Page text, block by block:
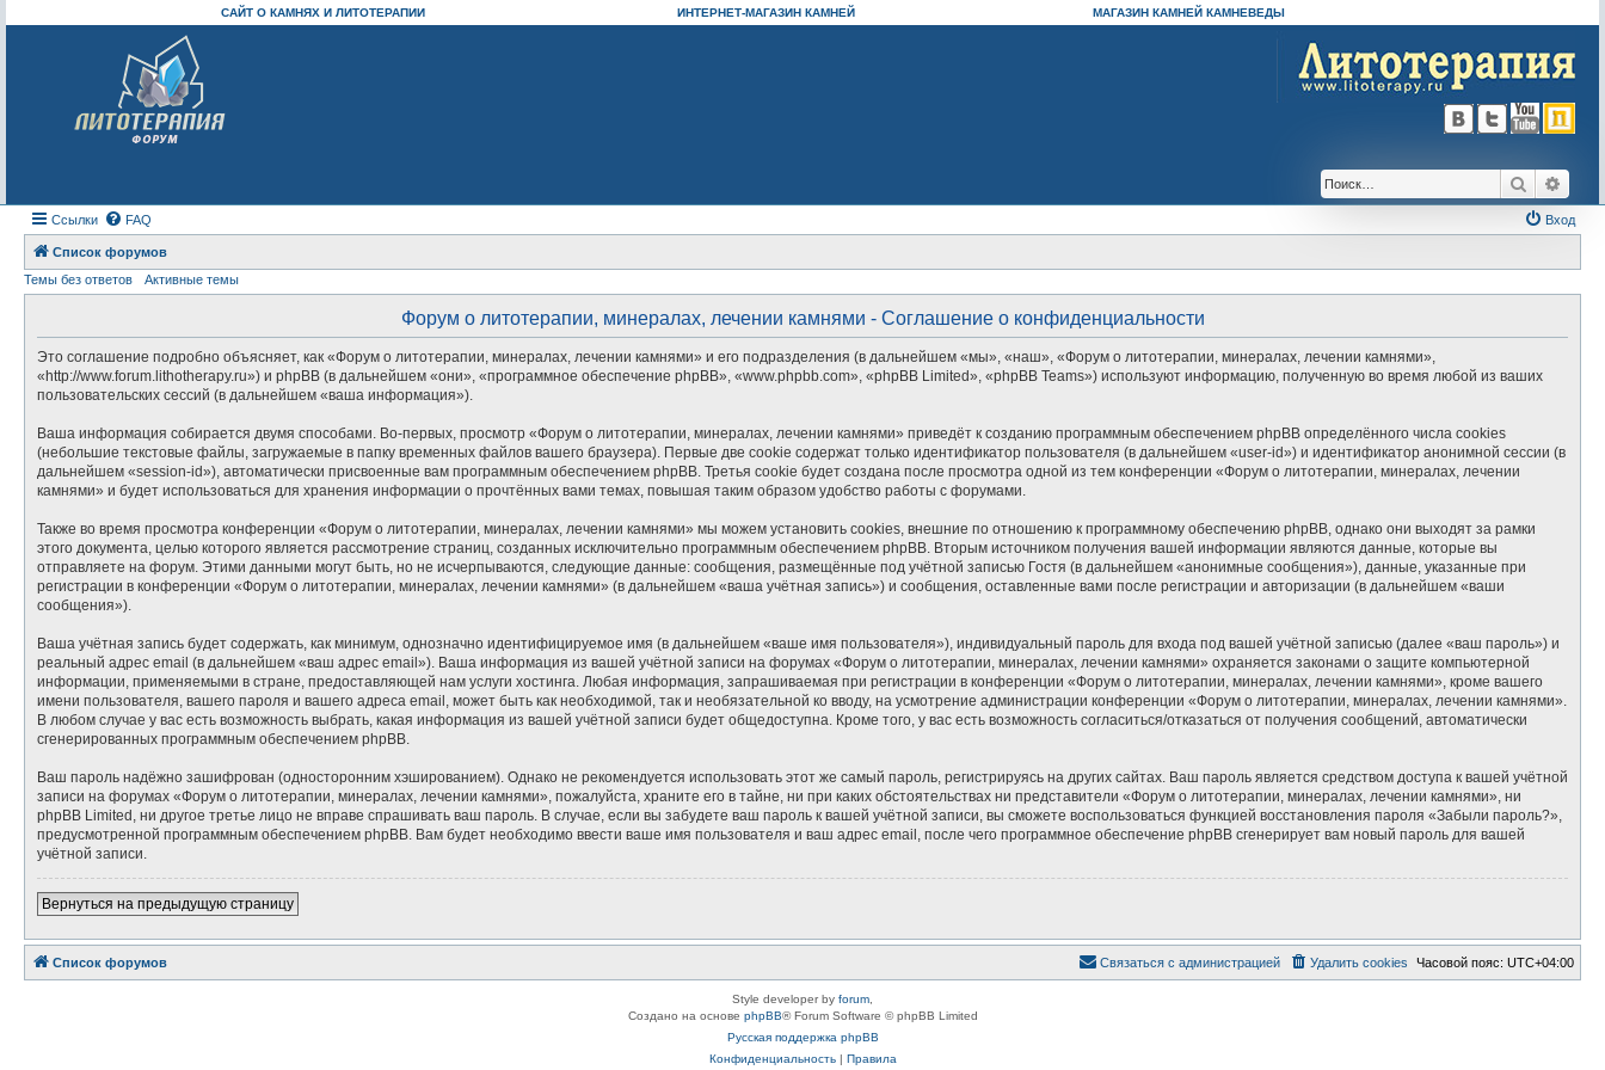
САЙТ О КАМНЯХ И ЛИТОТЕРАПИИ ИНТЕРНЕТ-МАГАЗИН КАМНЕЙ МАГАЗИН КАМНЕЙ КАМНЕВЕДЫ
Поиск
Ссылки FAQ Вход
Список форумов
Темы без ответов
Активные темы
Форум о литотерапии, минералах, лечении камнями - Соглашение о конфиденциальности
Это соглашение подробно объясняет, как «Форум о литотерапии, минералах, лечении камнями» и его подразделения (в дальнейшем «мы», «наш», «Форум о литотерапии, минералах, лечении камнями»,
«http://www.forum.lithotherapy.ru») и phpBB (в дальнейшем «они», «программное обеспечение phpBB», «www.phpbb.com», «phpBB Limited», «phpBB Teams») используют информацию, полученную во время любой из ваших
пользовательских сессий (в дальнейшем «ваша информация»).
Ваша информация собирается двумя способами. Во-первых, просмотр «Форум о литотерапии, минералах, лечении камнями» приведёт к созданию программным обеспечением phpBB определённого числа cookies
(небольшие текстовые файлы, загружаемые в папку временных файлов вашего браузера). Первые две cookie содержат только идентификатор пользователя (в дальнейшем «user-id») и идентификатор анонимной сессии (в
дальнейшем «session-id»), автоматически присвоенные вам программным обеспечением phpBB. Третья cookie будет создана после просмотра одной из тем конференции «Форум о литотерапии, минералах, лечении
камнями» и будет использоваться для хранения информации о прочтённых вами темах, повышая таким образом удобство работы с форумами.
Также во время просмотра конференции «Форум о литотерапии, минералах, лечении камнями» мы можем установить cookies, внешние по отношению к программному обеспечению phpBB, однако они выходят за рамки
этого документа, целью которого является рассмотрение страниц, созданных исключительно программным обеспечением phpBB. Вторым источником получения вашей информации являются данные, которые вы
отправляете на форум. Этими данными могут быть, но не исчерпываются, следующие данные: сообщения, размещённые под учётной записью Гостя (в дальнейшем «анонимные сообщения»), данные, указанные при
регистрации в конференции «Форум о литотерапии, минералах, лечении камнями» (в дальнейшем «ваша учётная запись») и сообщения, оставленные вами после регистрации и авторизации (в дальнейшем «ваши
сообщения»).
Ваша учётная запись будет содержать, как минимум, однозначно идентифицируемое имя (в дальнейшем «ваше имя пользователя»), индивидуальный пароль для входа под вашей учётной записью (далее «ваш пароль») и
реальный адрес email (в дальнейшем «ваш адрес email»). Ваша информация из вашей учётной записи на форумах «Форум о литотерапии, минералах, лечении камнями» охраняется законами о защите компьютерной
информации, применяемыми в стране, предоставляющей нам услуги хостинга. Любая информация, запрашиваемая при регистрации в конференции «Форум о литотерапии, минералах, лечении камнями», кроме вашего
имени пользователя, вашего пароля и вашего адреса email, может быть как необходимой, так и необязательной ко вводу, на усмотрение администрации конференции «Форум о литотерапии, минералах, лечении камнями».
В любом случае у вас есть возможность выбрать, какая информация из вашей учётной записи будет общедоступна. Кроме того, у вас есть возможность согласиться/отказаться от получения сообщений, автоматически
сгенерированных программным обеспечением phpBB.
Ваш пароль надёжно зашифрован (односторонним хэшированием). Однако не рекомендуется использовать этот же самый пароль, регистрируясь на других сайтах. Ваш пароль является средством доступа к вашей учётной
записи на форумах «Форум о литотерапии, минералах, лечении камнями», пожалуйста, храните его в тайне, ни при каких обстоятельствах ни представители «Форум о литотерапии, минералах, лечении камнями», ни
phpBB Limited, ни другое третье лицо не вправе спрашивать ваш пароль. В случае, если вы забудете ваш пароль к вашей учётной записи, вы сможете воспользоваться функцией восстановления пароля «Забыли пароль?»,
предусмотренной программным обеспечением phpBB. Вам будет необходимо ввести ваше имя пользователя и ваш адрес email, после чего программное обеспечение phpBB сгенерирует вам новый пароль для вашей
учётной записи.
Вернуться на предыдущую страницу
Список форумов Часовой пояс: UTC+04:00
Удалить cookies
Связаться с администрацией
Style developer by forum
Создано на основе phpBB® Forum Software © phpBB Limited
Русская поддержка phpBB
Конфиденциальность| Правила